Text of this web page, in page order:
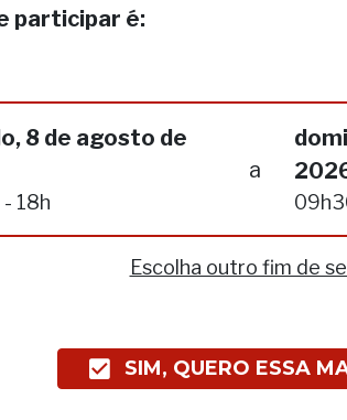
participar é:
8 de agosto de
18h
a
Escolha outro fim de
SIM, QUERO ESSA